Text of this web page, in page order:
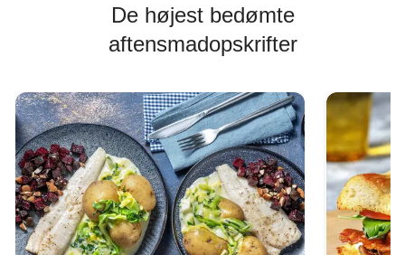
De højest bedømte
aftensmadopskrifter